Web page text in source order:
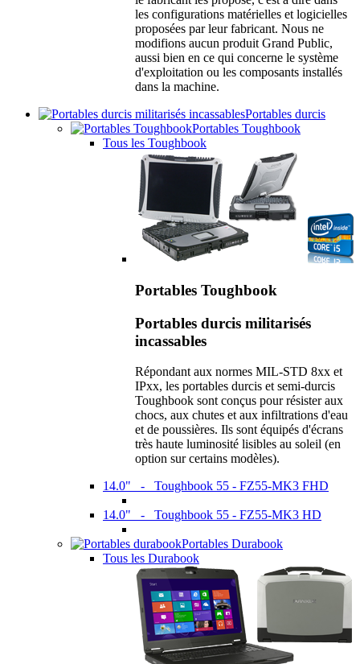
les configurations matérielles et logicielles
proposées par leur fabricant. Nous ne
modifions aucun produit Grand Public,
aussi bien en ce qui concerne le système
d'exploitation ou les composants installés
dans la machine.
Portables durcis
Portables Toughbook
Tous les Toughbook
Portables Toughbook
Portables durcis militarisés
incassables
Répondant aux normes MIL-STD 8xx et
IPxx, les portables durcis et semi-durcis
Toughbook sont conçus pour résister aux
chocs, aux chutes et aux infiltrations d'eau
et de poussières. Ils sont équipés d'écrans
très haute luminosité lisibles au soleil (en
option sur certains modèles).
14.0" - Toughbook 55 - FZ55-MK3 FHD
14.0" - Toughbook 55 - FZ55-MK3 HD
Portables Durabook
Tous les Durabook